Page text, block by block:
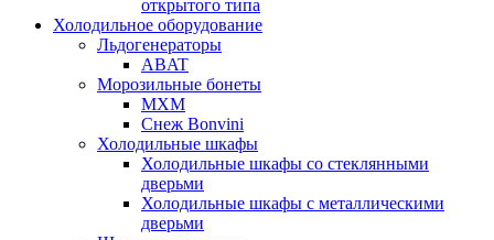
открытого типа
Холодильное оборудование
Льдогенераторы
ABAT
Морозильные бонеты
МХМ
Снеж Bonvini
Холодильные шкафы
Холодильные шкафы cо стеклянными
дверьми
Холодильные шкафы с металлическими
дверьми